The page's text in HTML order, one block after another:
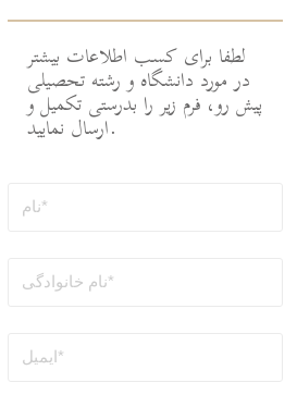
لطفا برای کسب اطلاعات بیشتر
در مورد دانشگاه و رشته تحصیلی
پیش رو، فرم زیر را بدرستی تکمیل و
ارسال نمایید.